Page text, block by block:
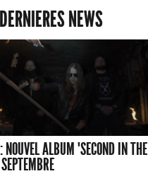
DERNIERES NEWS
NOUVEL ALBUM "SECOND IN THE